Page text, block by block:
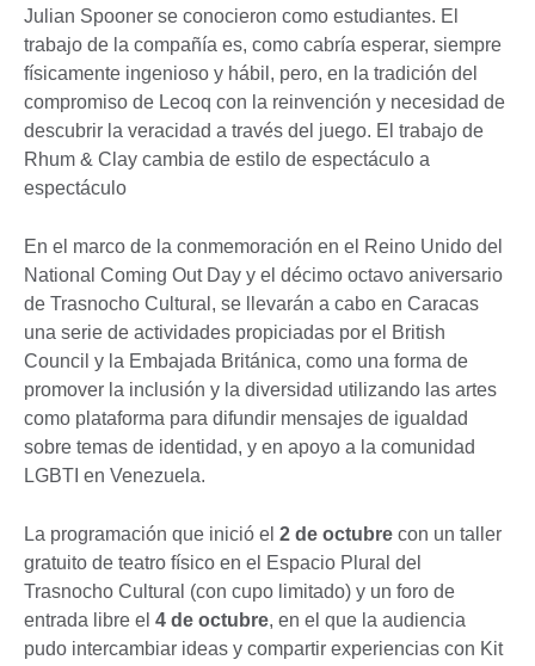
Julian Spooner se conocieron como estudiantes. El
trabajo de la compañía es, como cabría esperar, siempre
físicamente ingenioso y hábil, pero, en la tradición del
compromiso de Lecoq con la reinvención y necesidad de
descubrir la veracidad a través del juego. El trabajo de
Rhum & Clay cambia de estilo de espectáculo a
espectáculo
En el marco de la conmemoración en el Reino Unido del
National Coming Out Day y el décimo octavo aniversario
de Trasnocho Cultural, se llevarán a cabo en Caracas
una serie de actividades propiciadas por el British
Council y la Embajada Británica, como una forma de
promover la inclusión y la diversidad utilizando las artes
como plataforma para difundir mensajes de igualdad
sobre temas de identidad, y en apoyo a la comunidad
LGBTI en Venezuela.
La programación que inició el 2 de octubre con un taller
gratuito de teatro físico en el Espacio Plural del
Trasnocho Cultural (con cupo limitado) y un foro de
entrada libre el 4 de octubre, en el que la audiencia
pudo intercambiar ideas y compartir experiencias con Kit